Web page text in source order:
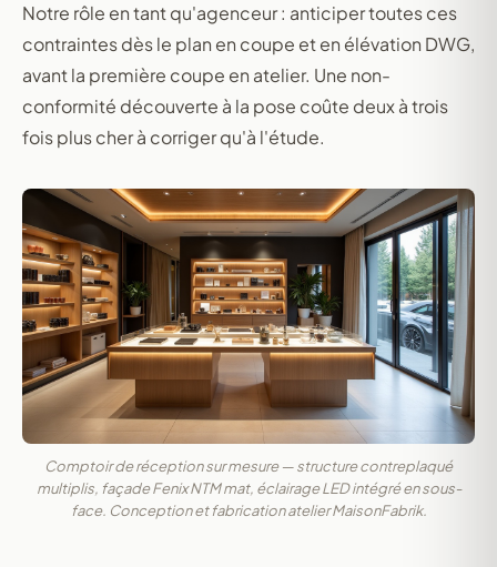
Notre rôle en tant qu'agenceur : anticiper toutes ces
contraintes dès le plan en coupe et en élévation DWG,
avant la première coupe en atelier. Une non-
conformité découverte à la pose coûte deux à trois
fois plus cher à corriger qu'à l'étude.
Comptoir de réception sur mesure — structure contreplaqué
multiplis, façade Fenix NTM mat, éclairage LED intégré en sous-
face. Conception et fabrication atelier MaisonFabrik.